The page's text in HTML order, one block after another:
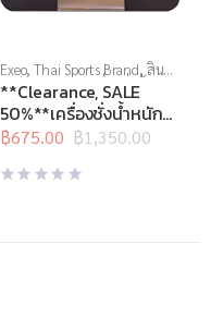
Exeo,Thai Sports Brand, สิน
ค้าล็อตสุดท้าย,เครื่องชั่งน้ำ
หนัก,เครื่องชั่งน้ำหนักดิจิตอล
**Clearance, SALE
50%**เครื่องชั่งน้ำหนัก
ดิจิตอล BMI EB4030H
฿1,350.00
Original
price
was:
฿675.00
Current
price
is: